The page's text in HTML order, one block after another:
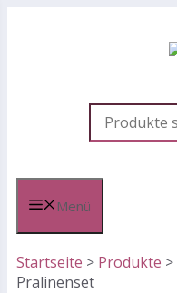
Menü
Startseite > Produkte >
Pralinenset